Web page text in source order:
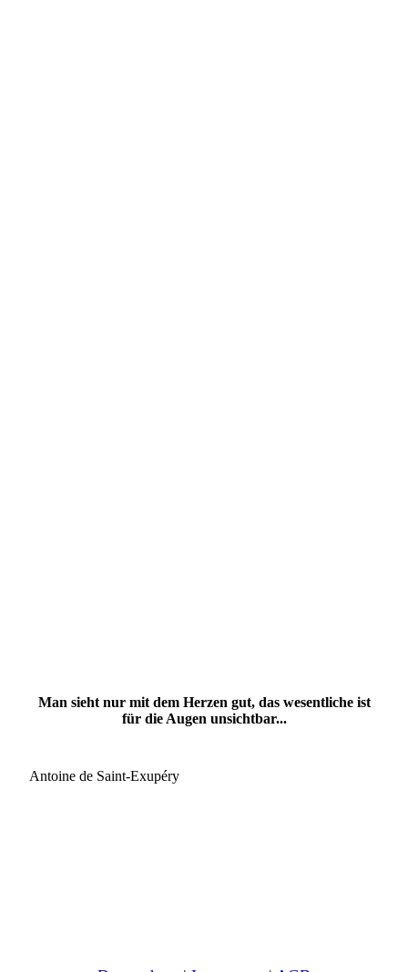
Man sieht nur mit dem Herzen gut, das wesentliche ist
für die Augen unsichtbar...
Antoine de Saint-Exupéry